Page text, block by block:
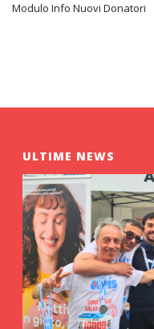
Modulo Info Nuovi Donatori
ULTIME NEWS